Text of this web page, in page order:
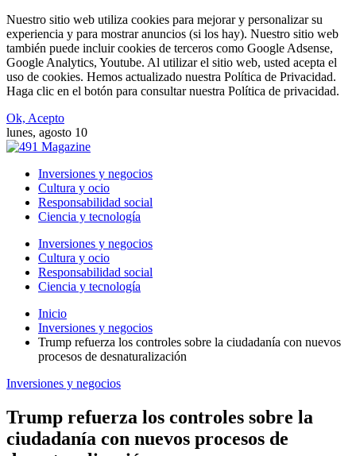
Nuestro sitio web utiliza cookies para mejorar y personalizar su
experiencia y para mostrar anuncios (si los hay). Nuestro sitio web
también puede incluir cookies de terceros como Google Adsense,
Google Analytics, Youtube. Al utilizar el sitio web, usted acepta el
uso de cookies. Hemos actualizado nuestra Política de Privacidad.
Haga clic en el botón para consultar nuestra Política de privacidad.
Ok, Acepto
lunes, agosto 10
Inversiones y negocios
Cultura y ocio
Responsabilidad social
Ciencia y tecnología
Inversiones y negocios
Cultura y ocio
Responsabilidad social
Ciencia y tecnología
Inicio
Inversiones y negocios
Trump refuerza los controles sobre la ciudadanía con nuevos
procesos de desnaturalización
Inversiones y negocios
Trump refuerza los controles sobre la
ciudadanía con nuevos procesos de